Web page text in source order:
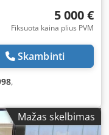
5 000 €
Fiksuota kaina plius PVM
Skambinti
,
Mažas skelbimas